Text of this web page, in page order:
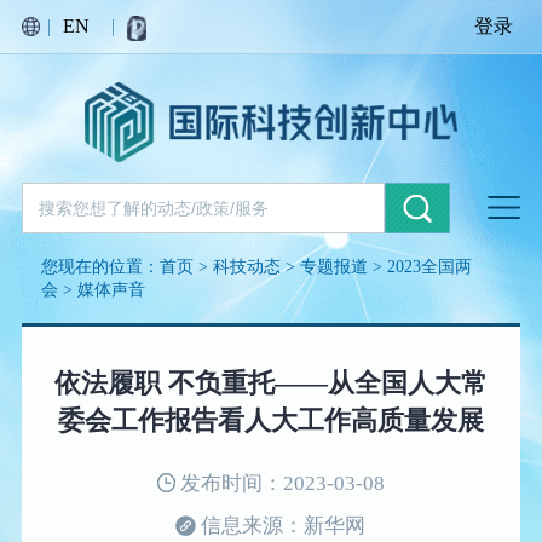
| EN | 登录
您现在的位置：首页 >科技动态>专题报道 > 2023全国两
会 >媒体声音
依法履职 不负重托——从全国人大常
委会工作报告看人大工作高质量发展
发布时间：2023-03-08
信息来源：新华网